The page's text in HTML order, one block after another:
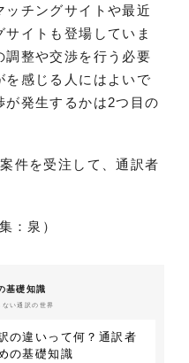
ッチングサイトや最近
イトも登場していま
調整や交渉を行う必要
を感じる人にはよいで
が発生するかは2つ目の
件を受注して、通訳者
：泉）
基礎知識
ない通訳の世界
の違いって何？通訳者
の基礎知識